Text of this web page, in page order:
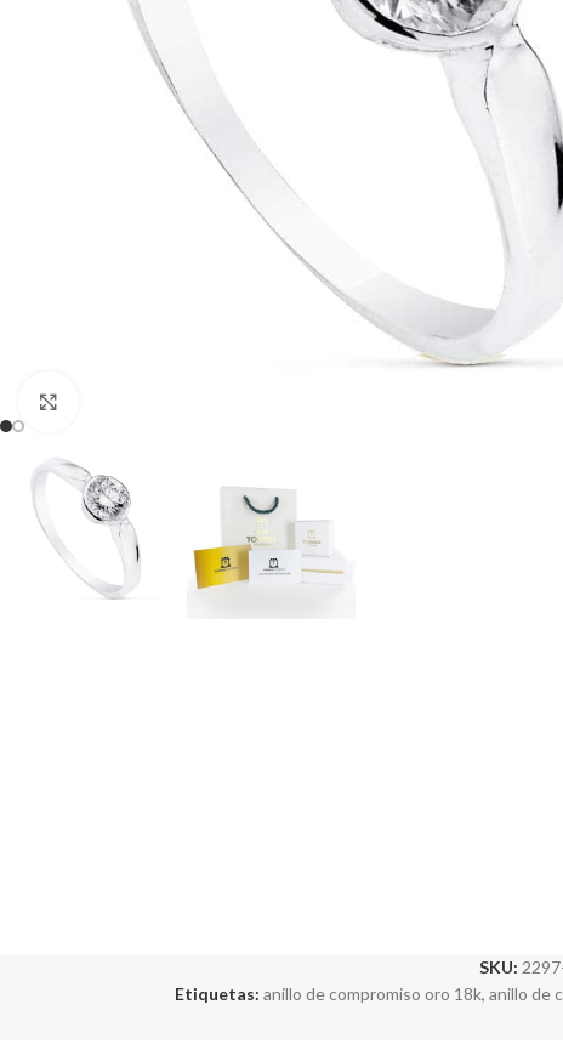
SKU:
Etiquetas: anillo de compromiso oro 18k, anillo de